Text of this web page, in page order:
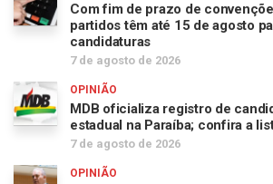
Com fim de prazo de
partidos têm até 15 de agosto
candidaturas
7 de agosto de 2026
OPINIÃO
MDB oficializa registro de
estadual na Paraíba; confira a
7 de agosto de 2026
OPINIÃO